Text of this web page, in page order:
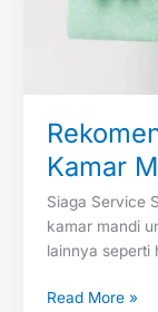
Kamar
Siaga Service
kamar mandi
lainnya seperti
Read More »